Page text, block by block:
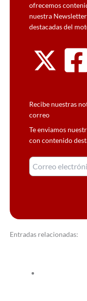
ofrecemos
nuestra
destacadas del
Recibe nuestras
correo
Te enviamos
con contenido
Entradas relacionadas: